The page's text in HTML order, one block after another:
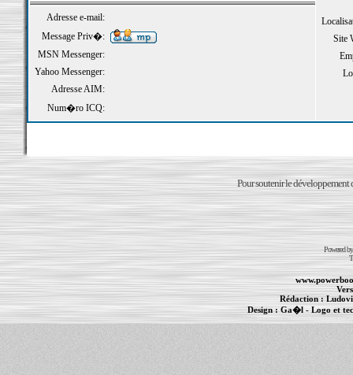
Site
Adresse e-mail:
Message Priv�:
MSN Messenger:
Yahoo Messenger:
Adresse AIM:
Num�ro ICQ:
Pour soutenir le développement
Powered
Rédaction :
Design : Ga�l - Logo et
MacBook Pro